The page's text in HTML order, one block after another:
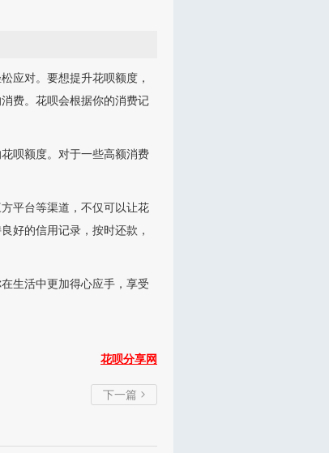
应对。要想提升花呗额度，
费。花呗会根据你的消费记
呗额度。对于一些高额消费
平台等渠道，不仅可以让花
好的信用记录，按时还款，
生活中更加得心应手，享受
花呗分享网
下一篇 